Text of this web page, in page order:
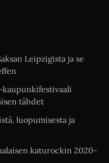
Leipzigista ja se
kaupunkifestivaali
tähdet
luopumisesta ja
katurockin 2020-